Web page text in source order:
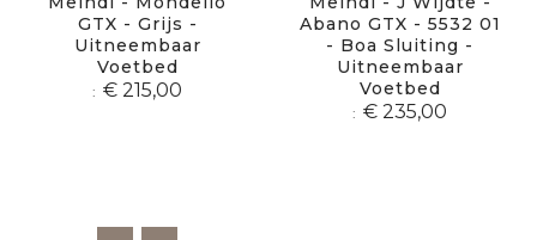
GTX - Grijs -
Uitneembaar
Voetbed
€ 215,00
Abano GTX - 5532 01
- Boa Sluiting -
Uitneembaar
Voetbed
€ 235,00